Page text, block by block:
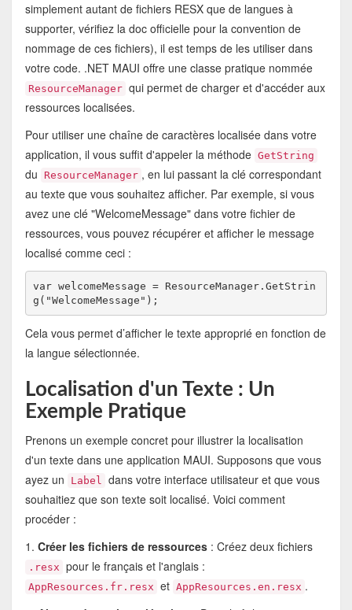
simplement autant de fichiers RESX que de langues à
supporter, vérifiez la doc officielle pour la convention de
nommage de ces fichiers), il est temps de les utiliser dans
votre code. .NET MAUI offre une classe pratique nommée
ResourceManager qui permet de charger et d'accéder aux
ressources localisées.
Pour utiliser une chaîne de caractères localisée dans votre
application, il vous suffit d'appeler la méthode GetString
du ResourceManager , en lui passant la clé correspondant
au texte que vous souhaitez afficher. Par exemple, si vous
avez une clé "WelcomeMessage" dans votre fichier de
ressources, vous pouvez récupérer et afficher le message
localisé comme ceci :
var welcomeMessage = ResourceManager.GetStrin
Cela vous permet d’afficher le texte approprié en fonction de
la langue sélectionnée.
Localisation d'un Texte : Un
Exemple Pratique
Prenons un exemple concret pour illustrer la localisation
d'un texte dans une application MAUI. Supposons que vous
ayez un
Label dans votre interface utilisateur et que vous
souhaitiez que son texte soit localisé. Voici comment
procéder :
1. Créer les fichiers de ressources: Créez deux fichiers
.resx pour le français et l'anglais :
AppResources.fr.resx et AppResources.en.resx .